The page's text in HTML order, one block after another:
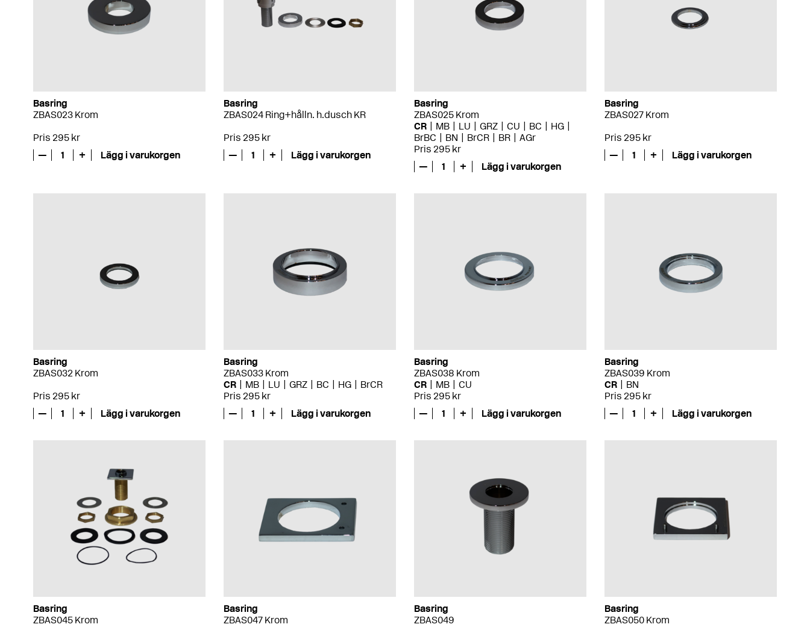
Basring
ZBAS023 Krom
Pris 295 kr
—
1 + Lägg i varukorgen
Basring
ZBAS024 Ring+hålln. h.dusch KR
Pris 295 kr
—
1 + Lägg i varukorgen
Basring
ZBAS025 Krom
CR
MB LU GRZ CU BC
HG
BrBC
BN BrCR BR
AGr
Pris 295 kr
—
1 + Lägg i varukorgen
Basring
ZBAS027 Krom
Pris 295 kr
—
1 + Lägg i varukorgen
Basring
ZBAS032 Krom
Pris 295 kr
—
1 + Lägg i varukorgen
Basring
ZBAS033 Krom
CR
MB LU GRZ BC HG
BrCR
Pris 295 kr
—
1 + Lägg i varukorgen
Basring
ZBAS038 Krom
CR
MB
CU
Pris 295 kr
—
1 + Lägg i varukorgen
Basring
ZBAS039 Krom
CR
BN
Pris 295 kr
—
1 + Lägg i varukorgen
Basring
ZBAS045 Krom
Basring
ZBAS047 Krom
Basring
ZBAS049
Basring
ZBAS050 Krom